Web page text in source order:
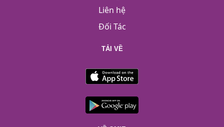
Liên hệ
Đối Tác
TẢI VỀ